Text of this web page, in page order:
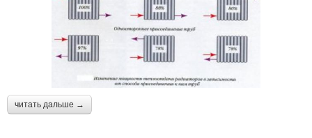
читать дальше →